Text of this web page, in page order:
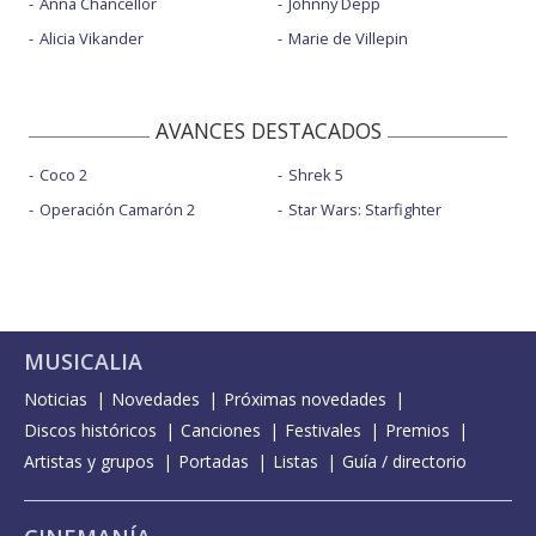
Alicia Vikander
Marie de Villepin
AVANCES DESTACADOS
Coco 2
Operación Camarón 2
Shrek 5
Star Wars: Starfighter
MUSICALIA
Noticias Novedades
Próximas novedades
Discos históricos
Canciones Festivales
Premios
Artistas y grupos
Portadas Listas Guía / directorio